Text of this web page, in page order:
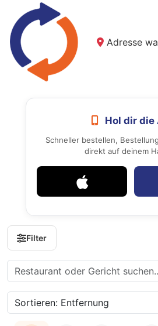
Adresse
Hol dir die
Schneller bestellen,
direkt auf deinem
Filter